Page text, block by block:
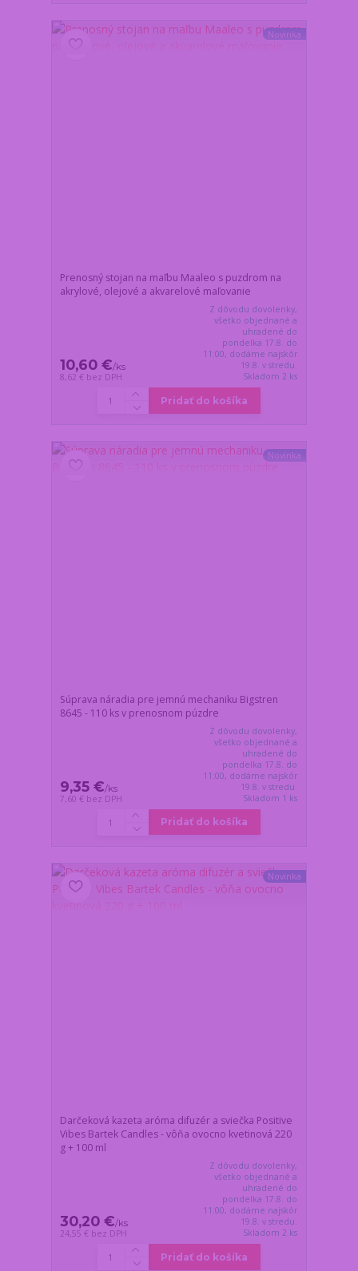
Novinka
Prenosný stojan na maľbu Maaleo s puzdrom na
akrylové, olejové a akvarelové maľovanie
10,60 €/ks
8,62 € bez DPH
Z dôvodu dovolenky,
všetko objednané a
uhradené do
pondelka 17.8. do
11:00, dodáme najskôr
19.8. v stredu.
Skladom 2 ks
Pridať do košíka
Novinka
Súprava náradia pre jemnú mechaniku Bigstren
8645 - 110 ks v prenosnom púzdre
9,35 €/ks
7,60 € bez DPH
Z dôvodu dovolenky,
všetko objednané a
uhradené do
pondelka 17.8. do
11:00, dodáme najskôr
19.8. v stredu.
Skladom 1 ks
Pridať do košíka
Novinka
Darčeková kazeta aróma difuzér a sviečka Positive
Vibes Bartek Candles - vôňa ovocno kvetinová 220
g + 100 ml
30,20 €/ks
24,55 € bez DPH
Z dôvodu dovolenky,
všetko objednané a
uhradené do
pondelka 17.8. do
11:00, dodáme najskôr
19.8. v stredu.
Skladom 2 ks
Pridať do košíka